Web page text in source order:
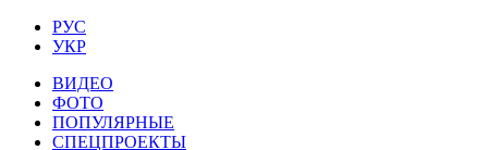
РУС
УКР
ВИДЕО
ФОТО
ПОПУЛЯРНЫЕ
СПЕЦПРОЕКТЫ